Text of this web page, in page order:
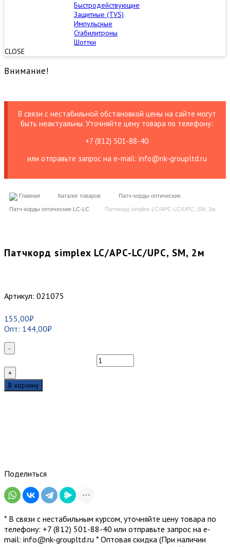
Быстродействующие
Защитные (TVS)
Импульсные
Стабилитроны
Шоттки
CLOSE
Внимание!
В связи с нестабильной обстановкой цены на сайте могут
быть неактуальны. Уточняйте цену товара по телефону:
+7 (812) 501-88-40
или отправьте запрос на е-mail: info@nk-groupltd.ru
Главная Каталог товаров Патч-корды оптические
Патч-корды оптические LC-LC Патчкорд simplex LC/APC-LC/UPC, SM, 2м
Патчкорд simplex LC/APC-LC/UPC, SM, 2м
Артикул: 021075
155,00₽
Опт: 144,00₽
-
Количество
товара
+
В корзину
Поделиться
* В связи с нестабильным курсом, уточняйте цену товара по
телефону: +7 (812) 501-88-40 или отправьте запрос на е-
mail: info@nk-groupltd.ru * Оптовая скидка (При наличии